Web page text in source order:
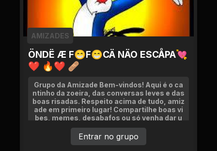
ÖNDË Æ F😁F😁CÄ NÄO ESCÅPA💘
❤ 🔥❤ 🩹
AMIZADES
Grupo da Amizade Bem-vindos! Aqui é o ca
ntinho da zoeira, das conversas leves e das
boas risadas. Respeito acima de tudo, amiz
ade em primeiro lugar! Compartilhe boas vi
bes, memes, desabafos ou só venha dar u
m oi!
Entrar no grupo